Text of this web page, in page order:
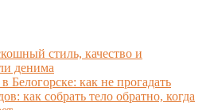
стиль, качество и
денима
Белогорске: как не прогадать
как собрать тело обратно, когда